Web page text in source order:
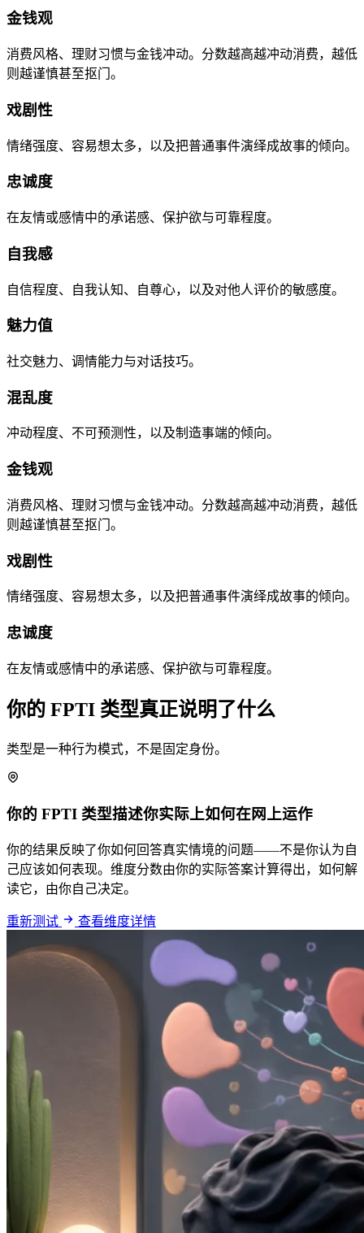
金钱观
消费风格、理财习惯与金钱冲动。分数越高越冲动消费，越低
则越谨慎甚至抠门。
戏剧性
情绪强度、容易想太多，以及把普通事件演绎成故事的倾向。
忠诚度
在友情或感情中的承诺感、保护欲与可靠程度。
自我感
自信程度、自我认知、自尊心，以及对他人评价的敏感度。
魅力值
社交魅力、调情能力与对话技巧。
混乱度
冲动程度、不可预测性，以及制造事端的倾向。
金钱观
消费风格、理财习惯与金钱冲动。分数越高越冲动消费，越低
则越谨慎甚至抠门。
戏剧性
情绪强度、容易想太多，以及把普通事件演绎成故事的倾向。
忠诚度
在友情或感情中的承诺感、保护欲与可靠程度。
你的 FPTI 类型真正说明了什么
类型是一种行为模式，不是固定身份。
你的 FPTI 类型描述你实际上如何在网上运作
你的结果反映了你如何回答真实情境的问题——不是你认为自
己应该如何表现。维度分数由你的实际答案计算得出，如何解
读它，由你自己决定。
重新测试 查看维度详情